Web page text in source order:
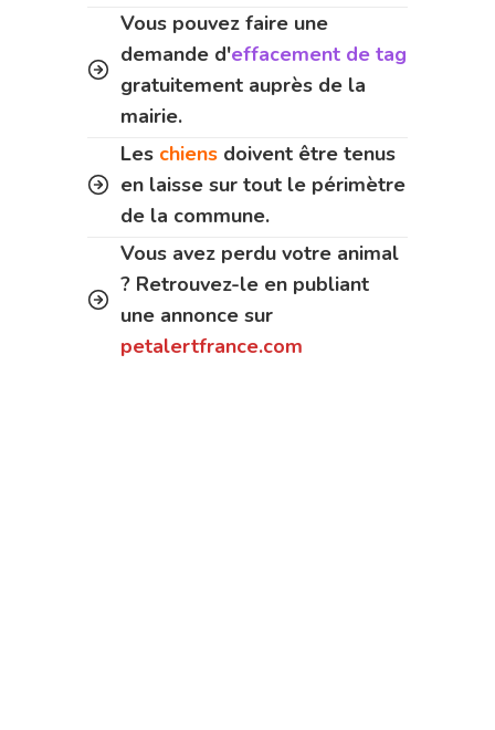
Vous pouvez faire une
demande d'effacement de tag
gratuitement auprès de la
mairie.
Les chiens doivent être tenus
en laisse sur tout le périmètre
de la commune.
Vous avez perdu votre animal
? Retrouvez-le en publiant
une annonce sur
petalertfrance.com